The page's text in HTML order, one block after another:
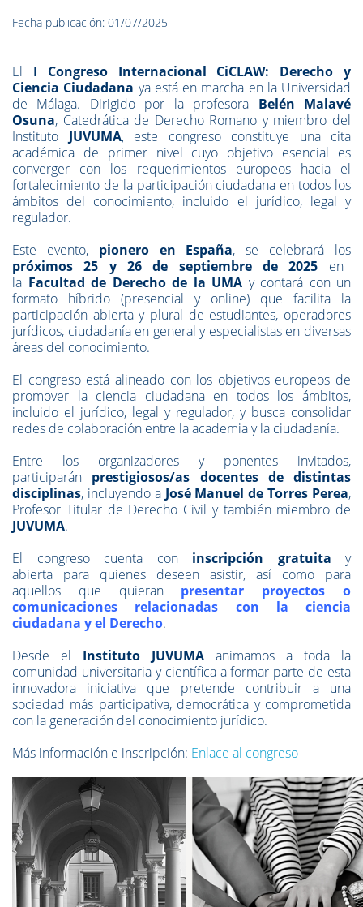
Fecha publicación: 01/07/2025
El I Congreso Internacional CiCLAW: Derecho y
Ciencia Ciudadana ya está en marcha en la Universidad
de Málaga. Dirigido por la profesora Belén Malavé
Osuna, Catedrática de Derecho Romano y miembro del
Instituto JUVUMA, este congreso constituye una cita
académica de primer nivel cuyo objetivo esencial es
converger con los requerimientos europeos hacia el
fortalecimiento de la participación ciudadana en todos los
ámbitos del conocimiento, incluido el jurídico, legal y
regulador.
Este evento, pionero en España, se celebrará los
próximos 25 y 26 de septiembre de 2025 en
la Facultad de Derecho de la UMA y contará con un
formato híbrido (presencial y online) que facilita la
participación abierta y plural de estudiantes, operadores
jurídicos, ciudadanía en general y especialistas en diversas
áreas del conocimiento.
El congreso está alineado con los objetivos europeos de
promover la ciencia ciudadanaen todos los ámbitos,
incluido el jurídico, legal y regulador, y busca consolidar
redes de colaboración entre la academia y la ciudadanía.
Entre los organizadores y ponentes invitados,
participarán prestigiosos/as docentes de distintas
disciplinas, incluyendo a José Manuel de Torres Perea,
Profesor Titular de Derecho Civil y también miembro de
JUVUMA.
El congreso cuenta con inscripción gratuita y
abierta para quienes deseen asistir, así como para
aquellos que quieran presentar proyectos o
comunicaciones relacionadas con la ciencia
ciudadana y el Derecho.
Desde el Instituto JUVUMA animamos a toda la
comunidad universitaria y científica a formar parte de esta
innovadora iniciativa que pretende contribuir a una
sociedad más participativa, democrática y comprometida
con la generación del conocimiento jurídico.
Más información e inscripción: Enlace al congreso